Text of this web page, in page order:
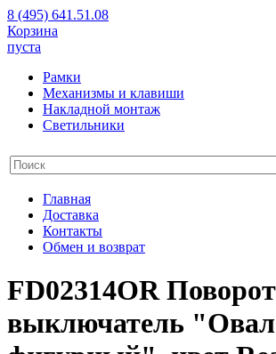
8 (495) 641.51.08
Корзина
пуста
Рамки
Механизмы и клавиши
Накладной монтаж
Светильники
Главная
Доставка
Контакты
Обмен и возврат
FD02314OR
выключатель "Овал